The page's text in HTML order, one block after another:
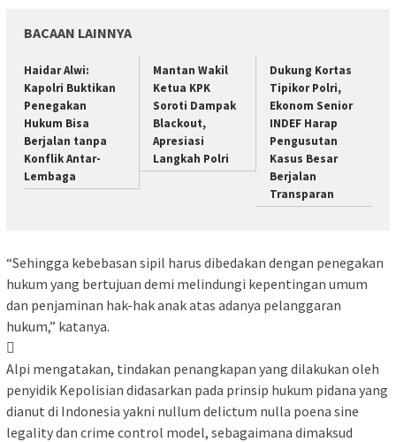
BACAAN LAINNYA
Haidar Alwi:
Kapolri Buktikan
Penegakan
Hukum Bisa
Berjalan tanpa
Konflik Antar-
Lembaga
Mantan Wakil
Ketua KPK
Soroti Dampak
Blackout,
Apresiasi
Langkah Polri
Dukung Kortas
Tipikor Polri,
Ekonom Senior
INDEF Harap
Pengusutan
Kasus Besar
Berjalan
Transparan
“Sehingga kebebasan sipil harus dibedakan dengan penegakan
hukum yang bertujuan demi melindungi kepentingan umum
dan penjaminan hak-hak anak atas adanya pelanggaran
hukum,” katanya.

Alpi mengatakan, tindakan penangkapan yang dilakukan oleh
penyidik Kepolisian didasarkan pada prinsip hukum pidana yang
dianut di Indonesia yakni nullum delictum nulla poena sine
legality dan crime control model, sebagaimana dimaksud